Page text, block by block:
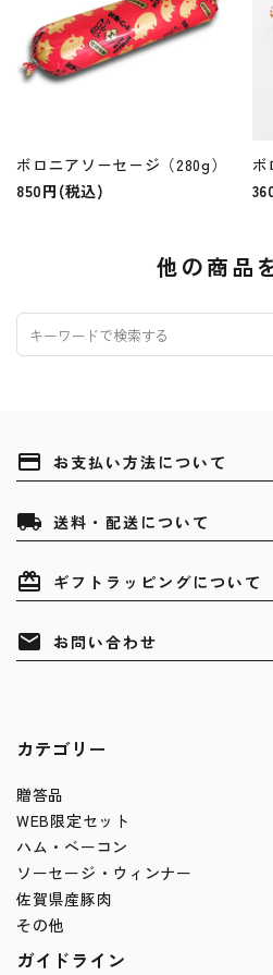
ボロニアソ－セ－ジ（280g）
850円(税込)
ボ
他の商品
payment お支払い方法について
local_shipping 送料・配送について
card_giftcard ギフトラッピングについて
mail お問い合わせ
カテゴリー
贈答品
WEB限定セット
ハム・ベーコン
ソーセージ・ウィンナー
佐賀県産豚肉
その他
ガイドライン